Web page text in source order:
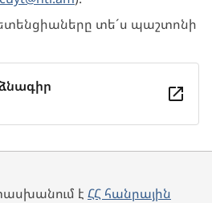
տե´ս պաշտոնի
է ՀՀ հանրային